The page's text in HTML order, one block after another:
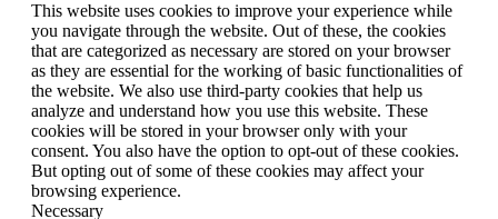
This website uses cookies to improve your experience while
you navigate through the website. Out of these, the cookies
that are categorized as necessary are stored on your browser
as they are essential for the working of basic functionalities of
the website. We also use third-party cookies that help us
analyze and understand how you use this website. These
cookies will be stored in your browser only with your
consent. You also have the option to opt-out of these cookies.
But opting out of some of these cookies may affect your
browsing experience.
Necessary